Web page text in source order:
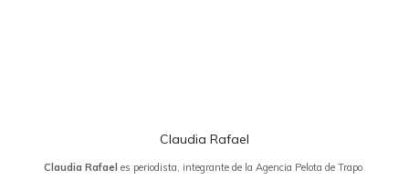
Claudia Rafael
Claudia Rafael es periodista, integrante de la Agencia Pelota de Trapo